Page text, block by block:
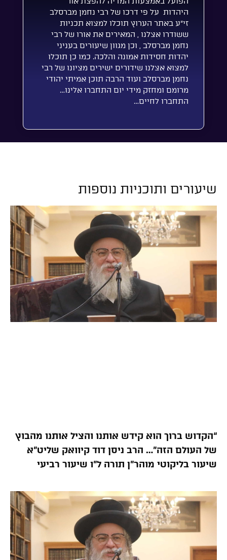
היהדות על פי דרכו של רבי נחמן מברסלב
זי”ע באתר הערוץ תוכלו למצוא תכניות
ששודרו אצלנו , המאירים את אורו של רבי
נחמן מברסלב , וכן מגוון שיעורים בעניני
יהדות חסידות אמונה והלכה. כמו כן תוכלו
למצוא אצלנו שידורים ישירים מציונו של רבי
נחמן מברסלב ועוד הרבה תוכן אמיתי יהודי
מרומם ומחזק מידי יום התחברו אלינו…
התחברו לחיים…
שיעורים ותוכניות נוספות
“הקדוש ברוך הוא קידש אותנו והציל אותנו מהבוץ
של העולם הזה”… הרב ניסן דוד קיוואק שליט”א
שיעור בליקוטי מוהר”ן תורה ל”ו שיעור רביעי